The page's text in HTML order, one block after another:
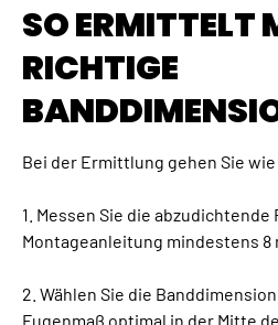
SO ERMITTELT
RICHTIGE
Bei der Ermittlung gehen Sie
1. Messen Sie die
Montageanleitung mindestens 8
2. Wählen Sie die
Fugenmaß optimal in der Mitte